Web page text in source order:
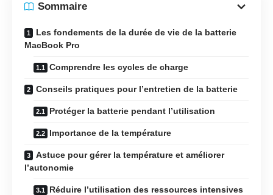
Sommaire
Les fondements de la durée de vie de la batterie
MacBook Pro
Comprendre les cycles de charge
Conseils pratiques pour l’entretien de la batterie
Protéger la batterie pendant l’utilisation
Importance de la température
Astuce pour gérer la température et améliorer
l’autonomie
Réduire l’utilisation des ressources intensives